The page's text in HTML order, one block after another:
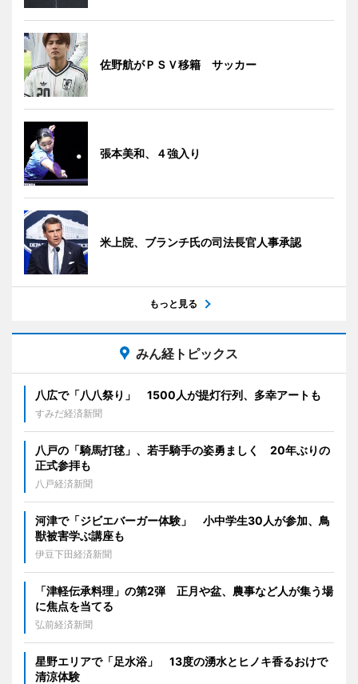
佐野航がＰＳＶ移籍 サッカー
張本美和、４強入り
米上院、ブランチ氏の司法長官人事承認
もっと見る
みん経トピックス
八広で「八八祭り」 1500人が提灯行列、多幸アートも
すみだ経済新聞
八戸の「騎馬打毬」、若手騎手の姿勇ましく 20年ぶりの
正式参拝も
八戸経済新聞
河津で「ジビエバーガー体験」 小中学生30人が参加、鳥
獣被害学ぶ講座も
伊豆下田経済新聞
「津軽伝承料理」の第2弾 正月や盆、農事など人が集う場
に焦点を当てる
弘前経済新聞
星野エリアで「足水浴」 13度の湧水とヒノキ香るおけで
清涼体験